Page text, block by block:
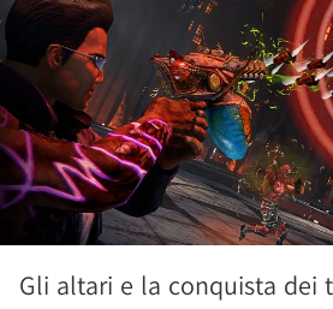
Gli altari e la conquista dei